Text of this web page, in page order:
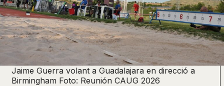
Jaime Guerra volant a Guadalajara en direcció a
Birmingham Foto: Reunión CAUG 2026